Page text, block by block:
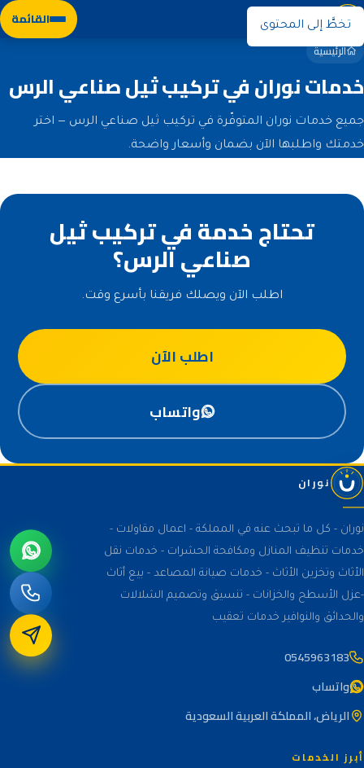
تخطَّ إلى المحتوى القائمة نوران
الرئيسية
خدمات نوران في تركيب ثيل صناعي الرس
جميع خدمات نوران المتوفّرة في تركيب ثيل صناعي الرس — اختر
خدمتك واطلبها الآن بضمان وأسعار واضحة.
تحتاج خدمة في تركيب ثيل
صناعي الرس؟
اطلب الآن ويصلك فريقنا بأسرع وقت.
اطلب الآن
واتساب
نوران
نوران - كل ما تبحث عنه في المملكة - اعمال مقاولات -
خدمات تنظيف المنازل ومكافحة الحشرات - خدمات نقل
الأثاث وتخزين الأثاث - خدمات صيانة المصاعد - بيع أثاث
-عزل الأسطح والخزانات - تنسيق وتصميم الشلالات
والحدائق والنوافير خدمات تعقيب
0545963183
واتساب
الرياض، المملكة العربية السعودية
أبرز الخدمات